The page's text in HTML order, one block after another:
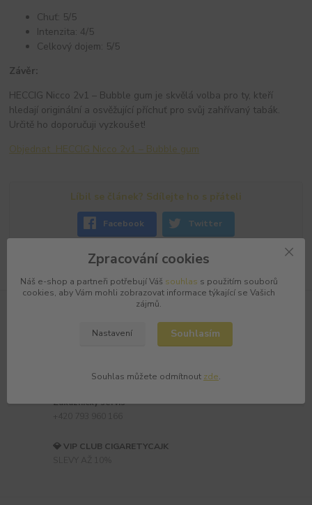
Chuť: 5/5
Intenzita: 4/5
Celkový dojem: 5/5
Závěr:
HECCIG Nicco 2v1 – Bubble gum je skvělá volba pro ty, kteří
hledají originální a osvěžující příchuť pro svůj zahřívaný tabák.
Určitě ho doporučuji vyzkoušet!
Objednat HECCIG Nicco 2v1 – Bubble gum
Líbil se článek? Sdílejte ho s přáteli
Facebook Twitter
od 800,- Kč DORUČENÍ 1 až 3 dny
Zákaznický servis
💎 VIP CLUB CIGARETYCAJK
Zpracování cookies
Náš e-shop a partneři potřebují Váš souhlas s použitím souborů
cookies, aby Vám mohli zobrazovat informace týkající se Vašich
zájmů.
Nastavení Souhlasím
Souhlas můžete odmítnout zde.